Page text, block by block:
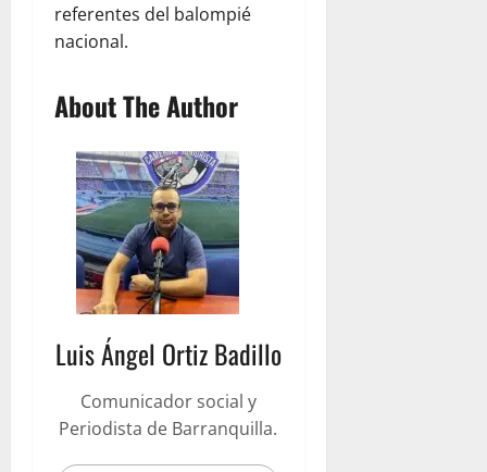
referentes del balompié
nacional.
About The Author
Luis Ángel Ortiz Badillo
Comunicador social y
Periodista de Barranquilla.